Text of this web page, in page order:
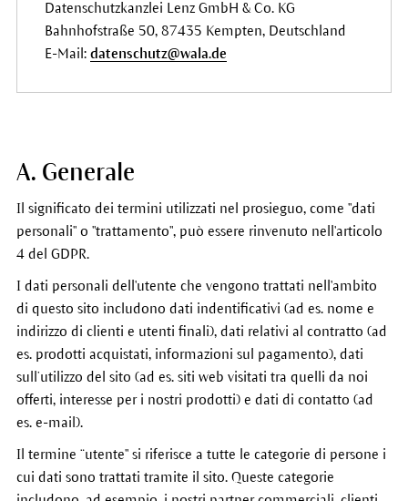
Datenschutzkanzlei Lenz GmbH & Co. KG
Bahnhofstraße 50, 87435 Kempten, Deutschland
E-Mail: datenschutz@wala.de
A. Generale
Il significato dei termini utilizzati nel prosieguo, come "dati
personali" o "trattamento", può essere rinvenuto nell'articolo
4 del GDPR.
I dati personali dell'utente che vengono trattati nell'ambito
di questo sito includono dati indentificativi (ad es. nome e
indirizzo di clienti e utenti finali), dati relativi al contratto (ad
es. prodotti acquistati, informazioni sul pagamento), dati
sull’utilizzo del sito (ad es. siti web visitati tra quelli da noi
offerti, interesse per i nostri prodotti) e dati di contatto (ad
es. e-mail).
Il termine “utente" si riferisce a tutte le categorie di persone i
cui dati sono trattati tramite il sito. Queste categorie